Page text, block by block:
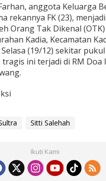
a
n
anggota Keluarga
rekannya FK (23),
Orang Tak Dikenal
Kadia, Kecamatan
(19/12) sekitar pukul
tragis ini terjadi di RM Doa
Sitti Salehah
Ikuti Kami